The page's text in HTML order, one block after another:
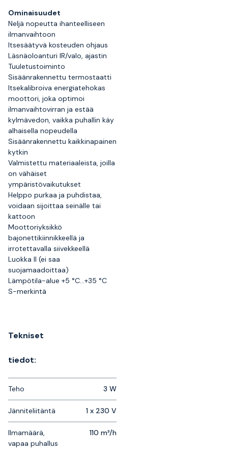
Ominaisuudet
Neljä nopeutta ihanteelliseen
ilmanvaihtoon
Itsesäätyvä kosteuden ohjaus
Läsnäoloanturi IR/valo, ajastin
Tuuletustoiminto
Sisäänrakennettu termostaatti
Itsekalibroiva energiatehokas
moottori, joka optimoi
ilmanvaihtovirran ja estää
kylmävedon, vaikka puhallin käy
alhaisella nopeudella
Sisäänrakennettu kaikkinapainen
kytkin
Valmistettu materiaaleista, joilla
on vähäiset
ympäristövaikutukset
Helppo purkaa ja puhdistaa,
voidaan sijoittaa seinälle tai
kattoon
Moottoriyksikkö
bajonettikiinnikkeellä ja
irrotettavalla siivekkeellä
Luokka II (ei saa
suojamaadoittaa)
Lämpötila-alue +5 °C...+35 °C
S-merkintä
Tekniset
tiedot:
Teho 3 W
Jänniteliitäntä 1 x 230 V
Ilmamäärä,
vapaa puhallus
110 m³/h